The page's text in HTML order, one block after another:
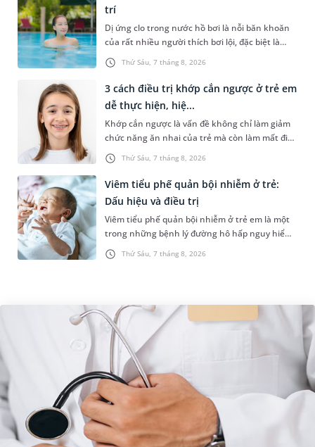
Thứ Sáu, 7 tháng 8, 2026
trí
Dị ứng clo trong nước hồ bơi là nỗi băn khoăn
của rất nhiều người thích bơi lội, đặc biệt là
những trường hợp thường xuyên bơi ở những
hồ bơi nhân tạo. Bài v...
Thứ Sáu, 7 tháng 8, 2026
3 cách điều trị khớp cắn ngược ở trẻ em
dễ thực hiện, hiệ...
Khớp cắn ngược là vấn đề không chỉ làm giảm
chức năng ăn nhai của trẻ mà còn làm mất đi
sự cân đối của khuôn mặt. Do đó, cần khắc
phục sớm tình trạng này để...
Thứ Sáu, 7 tháng 8, 2026
Viêm tiểu phế quản bội nhiễm ở trẻ:
Dấu hiệu và điều trị
Viêm tiểu phế quản bội nhiễm ở trẻ em là một
trong những bệnh lý đường hô hấp nguy hiểm,
thường bùng phát vào thời điểm giao mùa. Khi
những tổn thương ban đầ...